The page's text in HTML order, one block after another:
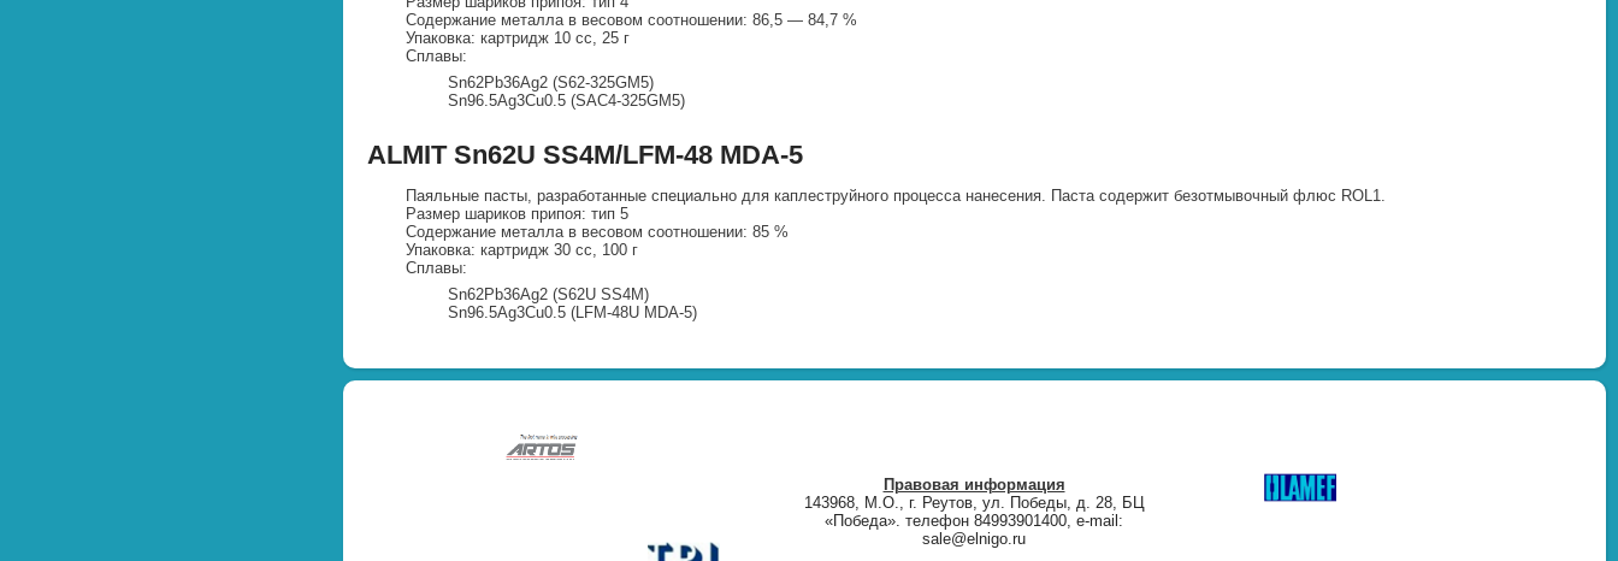
Содержание металла в весовом соотношении: 86,5 — 84,7 %
Упаковка: картридж 10 сс, 25 г
Сплавы:
Sn62Pb36Ag2 (S62-325GM5)
Sn96.5Ag3Cu0.5 (SAC4-325GM5)
ALMIT Sn62U SS4M/LFM-48 MDA-5
Паяльные пасты, разработанные специально для каплеструйного процесса нанесения. Паста содержит безотмывочный флюс ROL1.
Размер шариков припоя: тип 5
Содержание металла в весовом соотношении: 85 %
Упаковка: картридж 30 сс, 100 г
Сплавы:
Sn62Pb36Ag2 (S62U SS4M)
Sn96.5Ag3Cu0.5 (LFM-48U MDA-5)
Правовая информация
143968, М.О., г. Реутов, ул. Победы, д. 28, БЦ
«Победа». телефон 84993901400, e-mail:
sale@elnigo.ru